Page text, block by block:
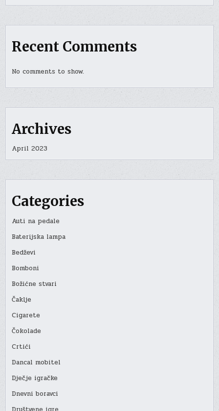
Recent Comments
No comments to show.
Archives
April 2023
Categories
Auti na pedale
Baterijska lampa
Bedževi
Bomboni
Božićne stvari
Čaklje
Cigarete
Čokolade
Crtići
Dancal mobitel
Dječje igračke
Dnevni boravci